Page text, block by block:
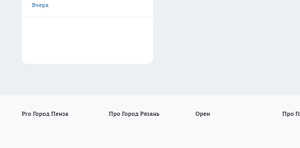
Вчера
Pro Город Пенза Про Город Рязань Орен Про